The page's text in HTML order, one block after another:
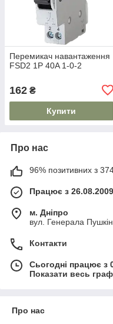
Перемикач навантаження
FSD2 1P 40A 1-0-2
162 ₴
Купити
Про нас
96% позитивних з 374
Працює з 26.08.2009
м. Дніпро
вул. Генерала
Контакти
Сьогодні працює з
Показати весь
Про нас